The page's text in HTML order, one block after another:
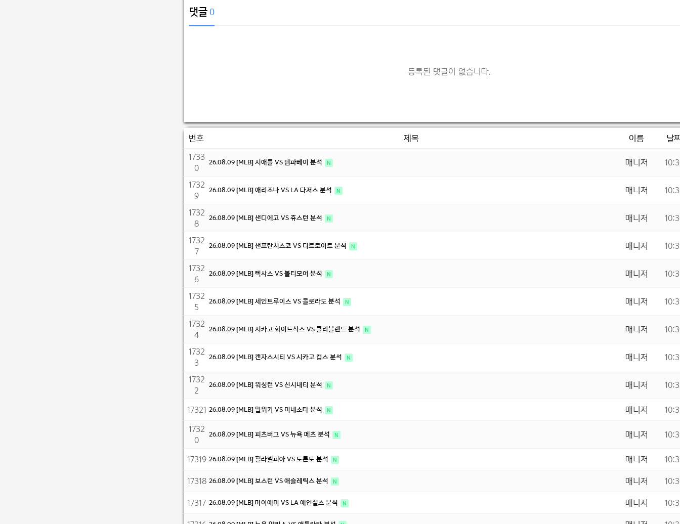
댓글 0
등록된 댓글이 없습니다.
번호 제목 이름
날
1733
0
26.08.09 [MLB] 시애틀 VS 템파베이 분석 N 매니저
1732
9
26.08.09 [MLB] 애리조나 VS LA 다저스 분석 N 매니저
1732
8
26.08.09 [MLB] 샌디에고 VS 휴스턴 분석 N 매니저
1732
7
26.08.09 [MLB] 샌프란시스코 VS 디트로이트 분석 N 매니저
1732
6
26.08.09 [MLB] 텍사스 VS 볼티모어 분석 N 매니저
1732
5
26.08.09 [MLB] 세인트루이스 VS 콜로라도 분석 N 매니저
1732
4
26.08.09 [MLB] 시카고 화이트삭스 VS 클리블랜드 분석 N 매니저
1732
3
26.08.09 [MLB] 캔자스시티 VS 시카고 컵스 분석 N 매니저
1732
2
26.08.09 [MLB] 워싱턴 VS 신시내티 분석 N 매니저
17321 26.08.09 [MLB] 밀워키 VS 미네소타 분석 N 매니저
1732
0
26.08.09 [MLB] 피츠버그 VS 뉴욕 메츠 분석 N 매니저
17319 26.08.09 [MLB] 필라델피아 VS 토론토 분석 N 매니저
17318 26.08.09 [MLB] 보스턴 VS 애슬레틱스 분석 N 매니저
17317 26.08.09 [MLB] 마이애미 VS LA 애인절스 분석 N 매니저